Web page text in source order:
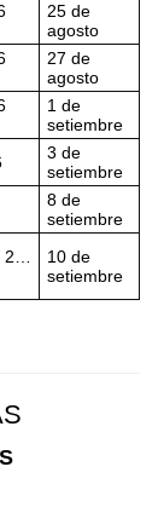
25 de
agosto
27 de
agosto
1 de
setiembre
3 de
setiembre
8 de
setiembre
10 de
setiembre